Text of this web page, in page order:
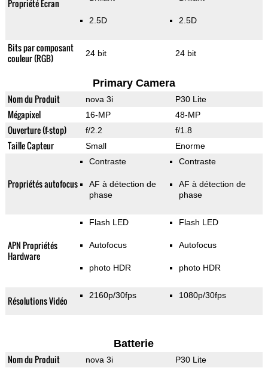
Propriété Ecran
2.5D 2.5D
Bits par composant
couleur (RGB)
24 bit 24 bit
Primary Camera
Nom du Produit nova 3i P30 Lite
Mégapixel 16-MP 48-MP
Ouverture (f-stop) f/2.2 f/1.8
Taille Capteur Small Enorme
Propriétés autofocus
Contraste
AF à détection de
phase
Contraste
AF à détection de
phase
APN Propriétés
Hardware
Flash LED
Autofocus
photo HDR
Flash LED
Autofocus
photo HDR
Résolutions Vidéo 2160p/30fps 1080p/30fps
Batterie
Nom du Produit nova 3i P30 Lite